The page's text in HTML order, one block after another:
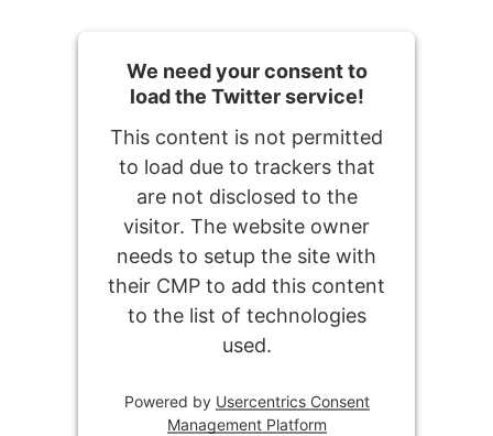
We need your consent to
load the Twitter service!
This content is not permitted
to load due to trackers that
are not disclosed to the
visitor. The website owner
needs to setup the site with
their CMP to add this content
to the list of technologies
used.
Powered by Usercentrics Consent
Management Platform